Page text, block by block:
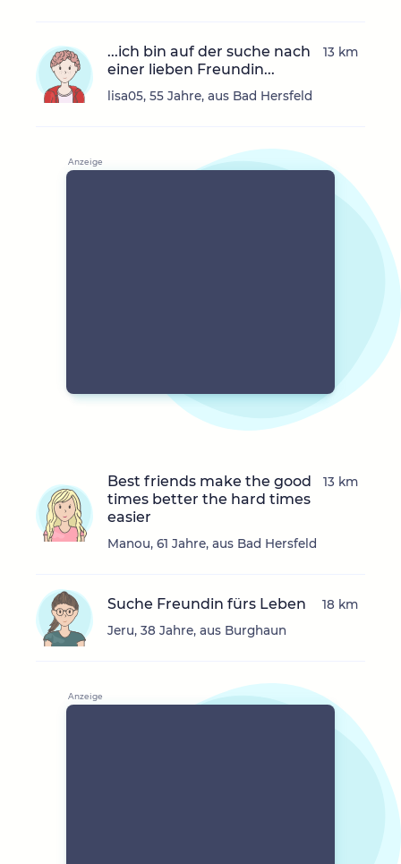
...ich bin auf der suche nach
einer lieben Freundin...
lisa05, 55 Jahre, aus Bad Hersfeld
13 km
Best friends make the good
times better the hard times
easier
Manou, 61 Jahre, aus Bad Hersfeld
13 km
Suche Freundin fürs Leben
Jeru, 38 Jahre, aus Burghaun
18 km